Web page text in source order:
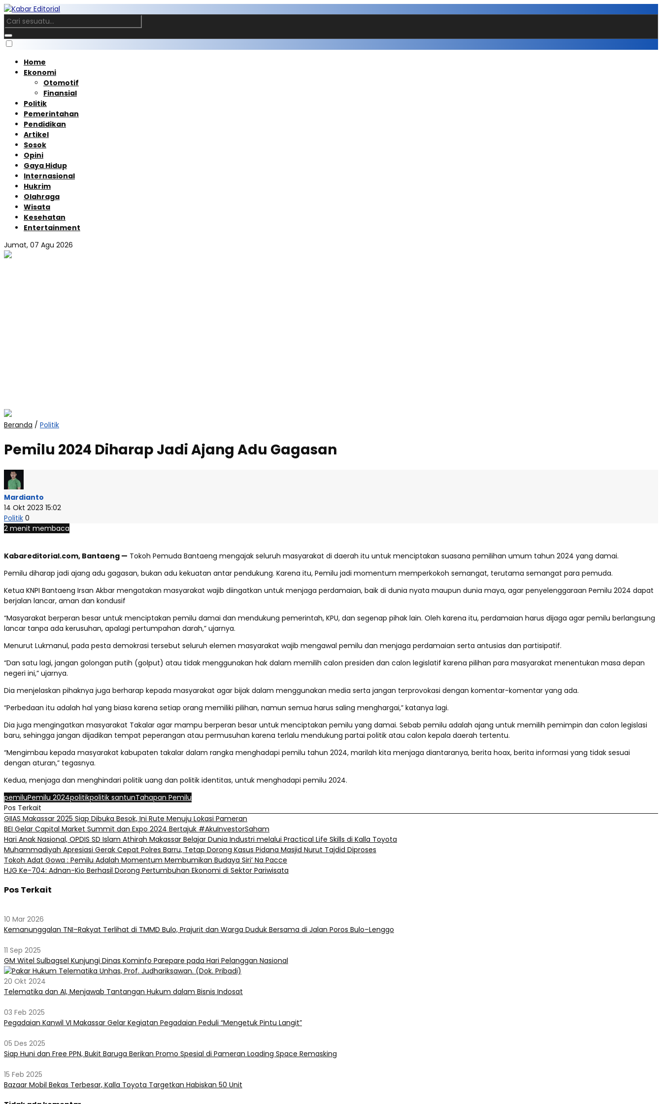
Home
Ekonomi
Otomotif
Finansial
Politik
Pemerintahan
Pendidikan
Artikel
Sosok
Opini
Gaya Hidup
Internasional
Hukrim
Olahraga
Wisata
Kesehatan
Entertainment
Jumat, 07 Agu 2026
Beranda / Politik
Pemilu 2024 Diharap Jadi Ajang Adu Gagasan
Mardianto
14 Okt 2023 15:02
Politik 0
2 menit membaca
Kabareditorial.com, Bantaeng — Tokoh Pemuda Bantaeng mengajak seluruh masyarakat di daerah itu untuk menciptakan suasana pemilihan umum tahun 2024 yang damai.
Pemilu diharap jadi ajang adu gagasan, bukan adu kekuatan antar pendukung. Karena itu, Pemilu jadi momentum memperkokoh semangat, terutama semangat para pemuda.
Ketua KNPI Bantaeng Irsan Akbar mengatakan masyarakat wajib diingatkan untuk menjaga perdamaian, baik di dunia nyata maupun dunia maya, agar penyelenggaraan Pemilu 2024 dapat
berjalan lancar, aman dan kondusif
“Masyarakat berperan besar untuk menciptakan pemilu damai dan mendukung pemerintah, KPU, dan segenap pihak lain. Oleh karena itu, perdamaian harus dijaga agar pemilu berlangsung
lancar tanpa ada kerusuhan, apalagi pertumpahan darah,” ujarnya.
Menurut Lukmanul, pada pesta demokrasi tersebut seluruh elemen masyarakat wajib mengawal pemilu dan menjaga perdamaian serta antusias dan partisipatif.
“Dan satu lagi, jangan golongan putih (golput) atau tidak menggunakan hak dalam memilih calon presiden dan calon legislatif karena pilihan para masyarakat menentukan masa depan
negeri ini,” ujarnya.
Dia menjelaskan pihaknya juga berharap kepada masyarakat agar bijak dalam menggunakan media serta jangan terprovokasi dengan komentar-komentar yang ada.
“Perbedaan itu adalah hal yang biasa karena setiap orang memiliki pilihan, namun semua harus saling menghargai,” katanya lagi.
Dia juga mengingatkan masyarakat Takalar agar mampu berperan besar untuk menciptakan pemilu yang damai. Sebab pemilu adalah ajang untuk memilih pemimpin dan calon legislasi
baru, sehingga jangan dijadikan tempat peperangan atau permusuhan karena terlalu mendukung partai politik atau calon kepala daerah tertentu.
“Mengimbau kepada masyarakat kabupaten takalar dalam rangka menghadapi pemilu tahun 2024, marilah kita menjaga diantaranya, berita hoax, berita informasi yang tidak sesuai
dengan aturan,” tegasnya.
Kedua, menjaga dan menghindari politik uang dan politik identitas, untuk menghadapi pemilu 2024.
pemiluPemilu 2024politikpolitik santunTahapan Pemilu
Pos Terkait
GIIAS Makassar 2025 Siap Dibuka Besok, Ini Rute Menuju Lokasi Pameran
BEI Gelar Capital Market Summit dan Expo 2024 Bertajuk #AkuInvestorSaham
Hari Anak Nasional, OPDIS SD Islam Athirah Makassar Belajar Dunia Industri melalui Practical Life Skills di Kalla Toyota
Muhammadiyah Apresiasi Gerak Cepat Polres Barru, Tetap Dorong Kasus Pidana Masjid Nurut Tajdid Diproses
Tokoh Adat Gowa : Pemilu Adalah Momentum Membumikan Budaya Siri’ Na Pacce
HJG Ke-704: Adnan-Kio Berhasil Dorong Pertumbuhan Ekonomi di Sektor Pariwisata
Pos Terkait
10 Mar 2026
Kemanunggalan TNI–Rakyat Terlihat di TMMD Bulo, Prajurit dan Warga Duduk Bersama di Jalan Poros Bulo–Lenggo
11 Sep 2025
GM Witel Sulbagsel Kunjungi Dinas Kominfo Parepare pada Hari Pelanggan Nasional
20 Okt 2024
Telematika dan AI, Menjawab Tantangan Hukum dalam Bisnis Indosat
03 Feb 2025
Pegadaian Kanwil VI Makassar Gelar Kegiatan Pegadaian Peduli “Mengetuk Pintu Langit”
05 Des 2025
Siap Huni dan Free PPN, Bukit Baruga Berikan Promo Spesial di Pameran Loading Space Remasking
15 Feb 2025
Bazaar Mobil Bekas Terbesar, Kalla Toyota Targetkan Habiskan 50 Unit